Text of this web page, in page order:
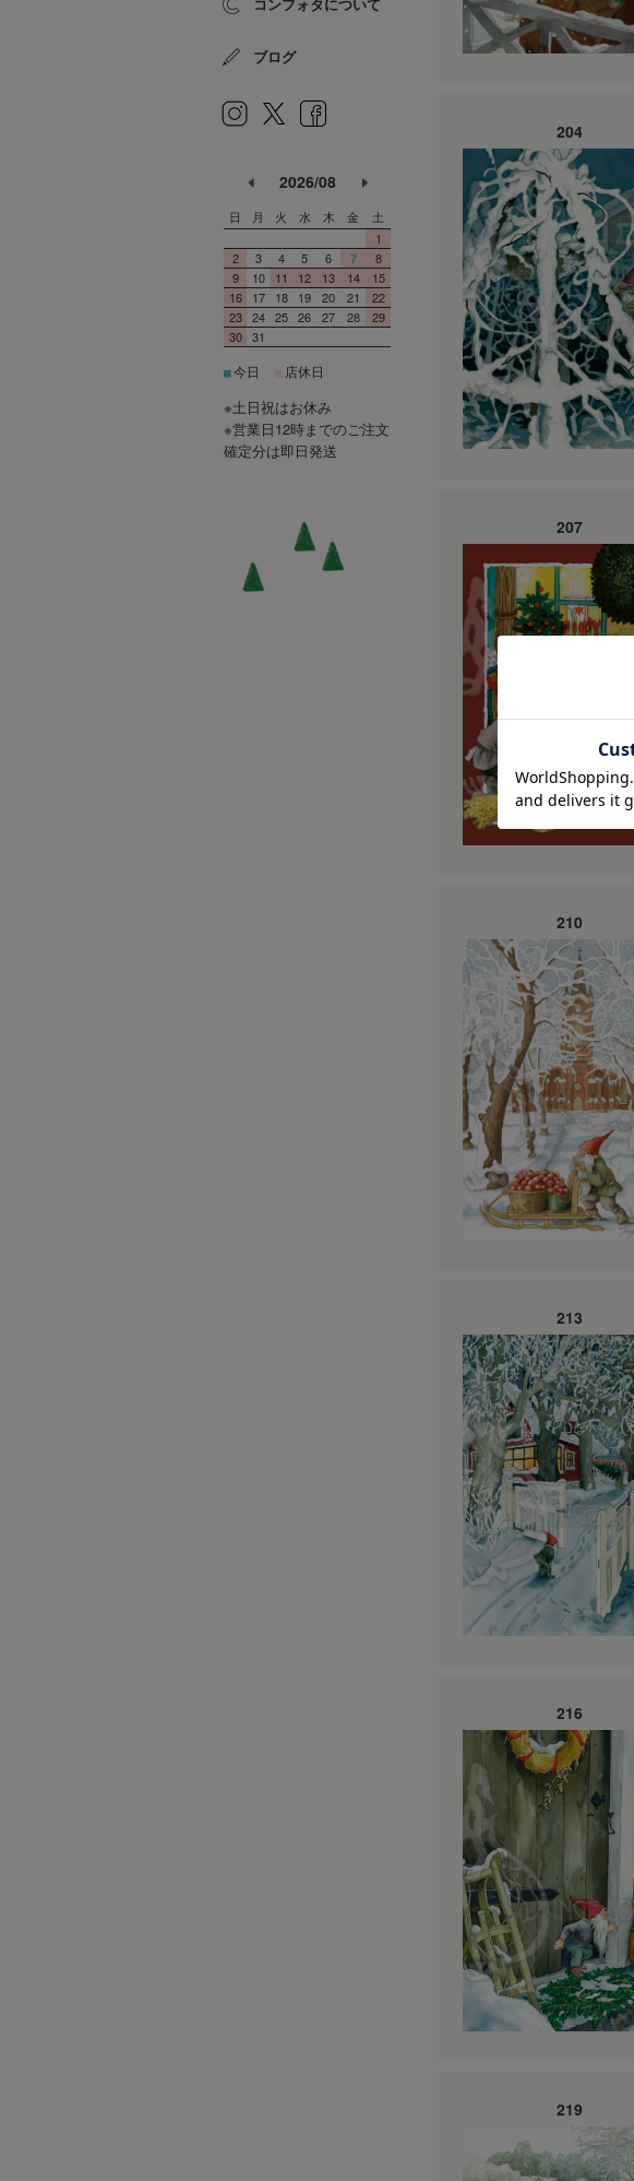
204
207
210
213
216
219
ブログ
2026/08
日 月 火 水 木 金
土
1
2
3 4 5 6 7
8
9
10 11 12 13 14
15
16
17 18 19 20 21
22
23 24 25 26 27 28
29
30 31
■今日 店休日
※土日祝はお休み
※営業日12時までのご注文
確定分は即日発送